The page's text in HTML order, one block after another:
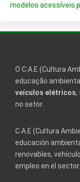
modelos acessíveis
O C.A.E (Cultura
educação
veículos elétricos,
no setor.
C.A.E (Cultura
educación
renovables,
empleo en el sector.